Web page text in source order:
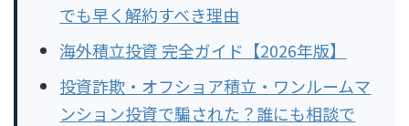
でも早く解約すべき理由
海外積立投資 完全ガイド【2026年版】
投資詐欺・オフショア積立・ワンルームマ
ンション投資で騙された？誰にも相談で